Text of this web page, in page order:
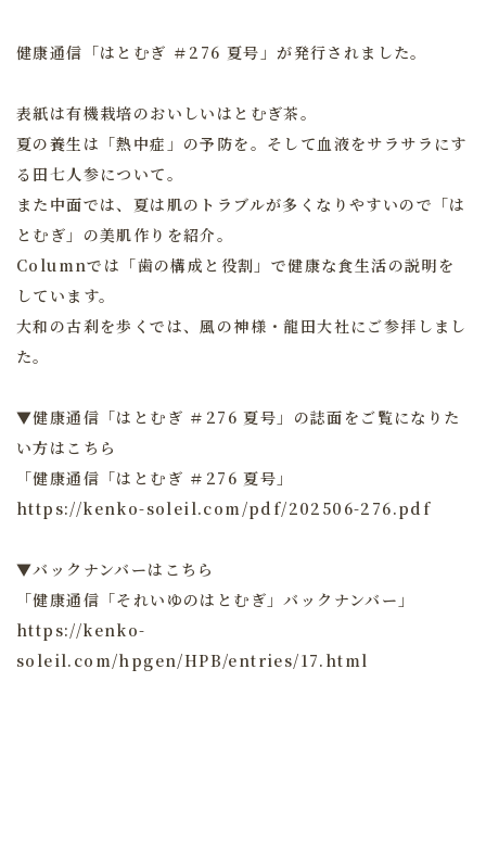
健康通信「はとむぎ ＃276 夏号」が発行されました。
表紙は有機栽培のおいしいはとむぎ茶。
夏の養生は「熱中症」の予防を。そして血液をサラサラにす
る田七人参について。
また中面では、夏は肌のトラブルが多くなりやすいので「は
とむぎ」の美肌作りを紹介。
Columnでは「歯の構成と役割」で健康な食生活の説明を
しています。
大和の古刹を歩くでは、風の神様・龍田大社にご参拝しまし
た。
▼健康通信「はとむぎ ＃276 夏号」の誌面をご覧になりた
い方はこちら
「健康通信「はとむぎ ＃276 夏号」
https://kenko-soleil.com/pdf/202506-276.pdf
▼バックナンバーはこちら
「健康通信「それいゆのはとむぎ」バックナンバー」
https://kenko-
soleil.com/hpgen/HPB/entries/17.html